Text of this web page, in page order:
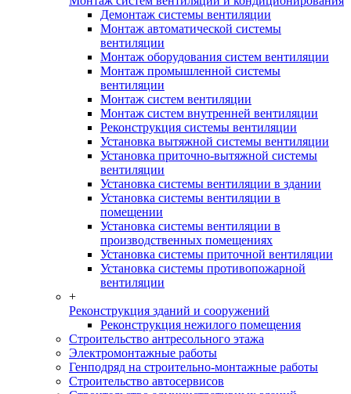
Демонтаж системы вентиляции
Монтаж автоматической системы
вентиляции
Монтаж оборудования систем вентиляции
Монтаж промышленной системы
вентиляции
Монтаж систем вентиляции
Монтаж систем внутренней вентиляции
Реконструкция системы вентиляции
Установка вытяжной системы вентиляции
Установка приточно-вытяжной системы
вентиляции
Установка системы вентиляции в здании
Установка системы вентиляции в
помещении
Установка системы вентиляции в
производственных помещениях
Установка системы приточной вентиляции
Установка системы противопожарной
вентиляции
+
Реконструкция зданий и сооружений
Реконструкция нежилого помещения
Строительство антресольного этажа
Электромонтажные работы
Генподряд на строительно-монтажные работы
Строительство автосервисов